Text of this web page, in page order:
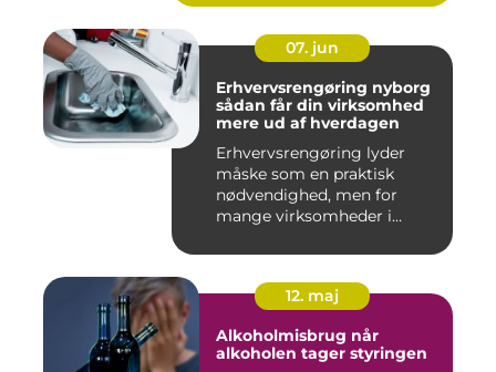
07. jun
Erhvervsrengøring nyborg
sådan får din virksomhed
mere ud af hverdagen
Erhvervsrengøring lyder
måske som en praktisk
nødvendighed, men for
mange virksomheder i
12. maj
Alkoholmisbrug når
alkoholen tager styringen